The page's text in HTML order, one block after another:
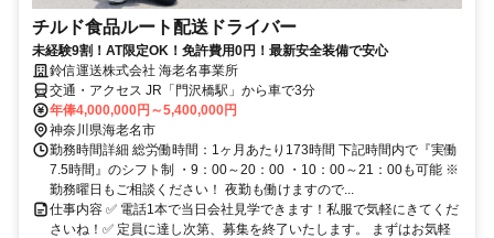
チルド食品ルート配送ドライバー
未経験9割！AT限定OK！免許費用0円！最新安全装備で安心
鈴信運送株式会社 海老名事業所
交通・アクセス JR「門沢橋駅」から車で3分
年俸4,000,000円～5,400,000円
神奈川県海老名市
勤務時間詳細 総労働時間：1ヶ月あたり173時間 下記時間内で『実働
7.5時間』のシフト制 ・9：00～20：00 ・10：00～21：00も可能 ※
勤務曜日もご相談ください！ 夜勤も働けますので...
仕事内容 ✅ 電話1本で当日会社見学できます！私服で気軽にきてくだ
さいね！✅ 定員に達し次第、募集を終了いたします。 まずはお気軽